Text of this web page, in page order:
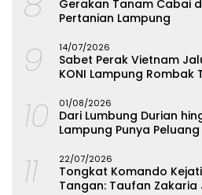
Gerakan Tanam Cabai
Pertanian Lampung
9 14/07/2026
Sabet Perak Vietnam
KONI Lampung Rombak
10 01/08/2026
Dari Lumbung Durian
Lampung Punya
11 22/07/2026
Tongkat Komando
Tangan: Taufan Zakaria